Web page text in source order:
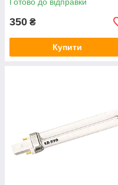
350 ₴
Купити